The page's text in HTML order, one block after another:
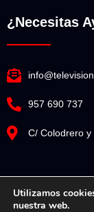
¿Necesitas
957 690 737
C/ Colodrero
Utilizamos
nuestra web.